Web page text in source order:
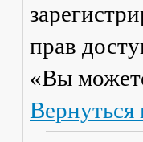
прав
«Вы
Вернуться